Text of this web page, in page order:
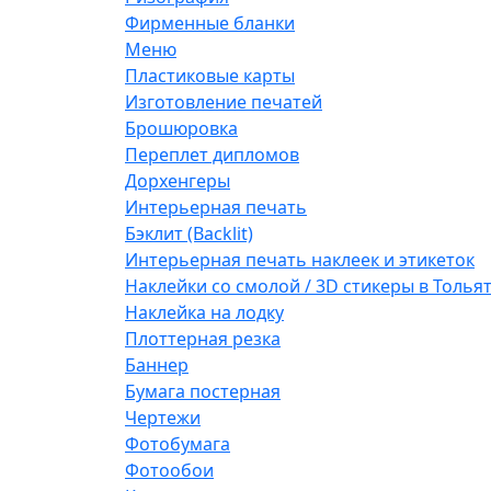
Фирменные бланки
Меню
Пластиковые карты
Изготовление печатей
Брошюровка
Переплет дипломов
Дорхенгеры
Интерьерная печать
Бэклит (Backlit)
Интерьерная печать наклеек и этикеток
Наклейки со смолой / 3D стикеры в
Наклейка на лодку
Плоттерная резка
Баннер
Бумага постерная
Чертежи
Фотобумага
Фотообои